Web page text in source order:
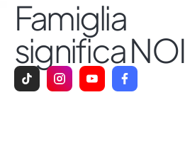
Famiglia
significa NOI